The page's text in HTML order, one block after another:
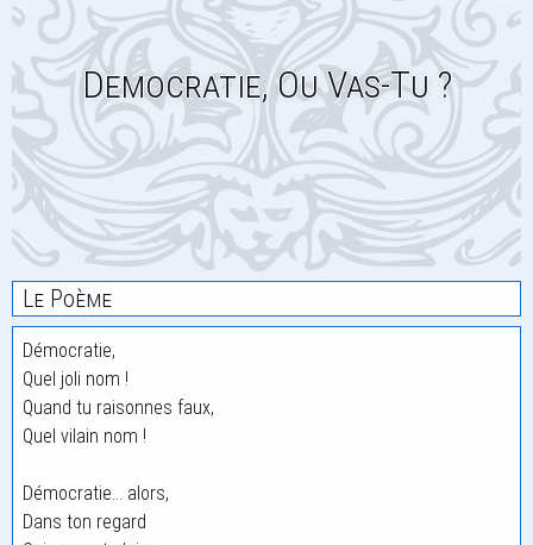
Democratie, Ou Vas-Tu ?
Le Poème
Démocratie,
Quel joli nom !
Quand tu raisonnes faux,
Quel vilain nom !
Démocratie… alors,
Dans ton regard